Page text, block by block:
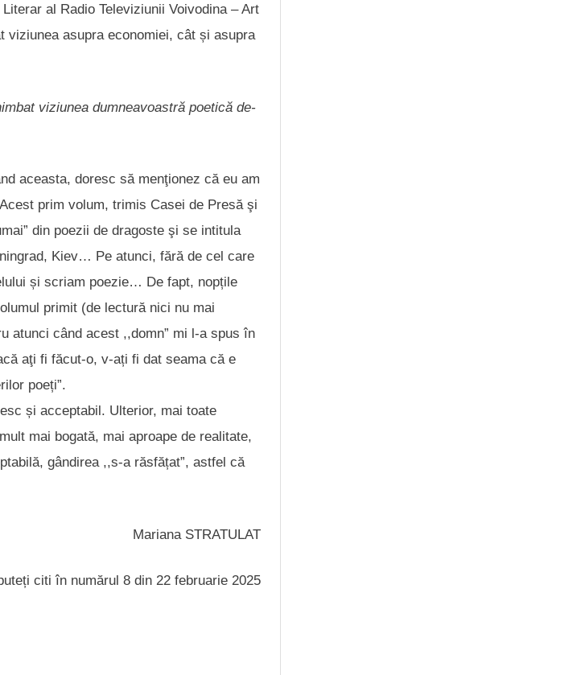
al Radio Televiziunii Voivodina – Art
viziunea asupra economiei, cât și asupra
viziunea dumneavoastră poetică de-
aceasta, doresc să menţionez că eu am
prim volum, trimis Casei de Presă şi
din poezii de dragoste şi se intitula
Kiev… Pe atunci, fără de cel care
și scriam poezie… De fapt, nopțile
primit (de lectură nici nu mai
atunci când acest ,,domn” mi l-a spus în
aţi fi făcut-o, v-ați fi dat seama că e
poeți”.
și acceptabil. Ulterior, mai toate
mai bogată, mai aproape de realitate,
gândirea ,,s-a răsfățat”, astfel că
Mariana STRATULAT
citi în numărul 8 din 22 februarie 2025